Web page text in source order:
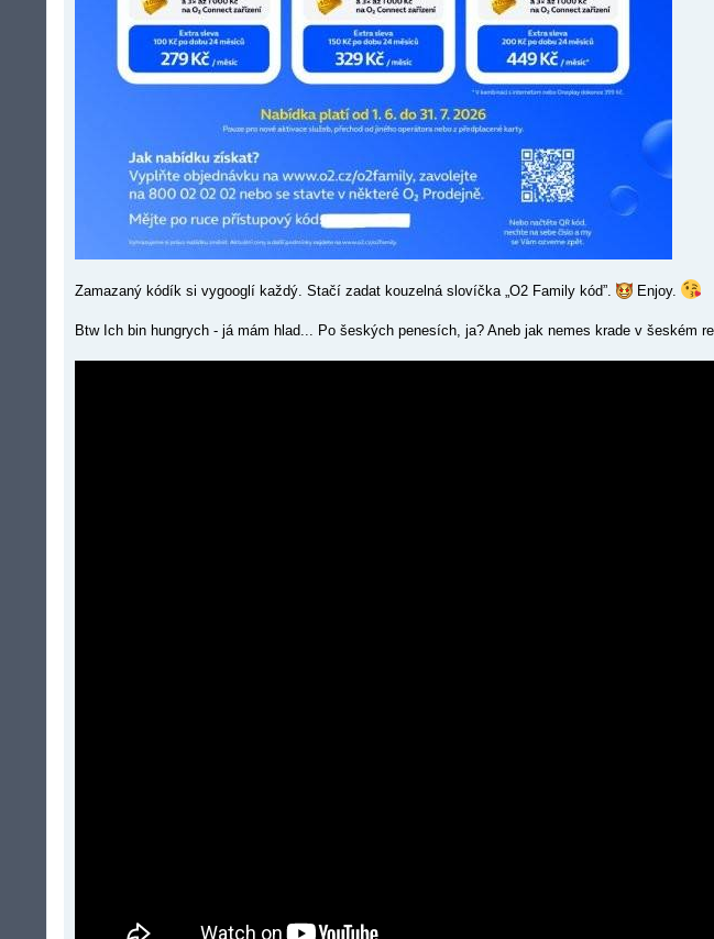
Zamazaný kódík si vygooglí každý. Stačí zadat kouzelná slovíčka „O2 Family kód”. Enjoy.
Btw Ich bin hungrych - já mám hlad... Po šeských penesích, ja? Aneb jak nemes krade v šeském